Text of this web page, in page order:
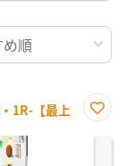
1R-【最上
に入